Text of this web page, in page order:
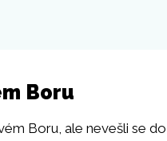
Boru
Boru, ale nevešli se